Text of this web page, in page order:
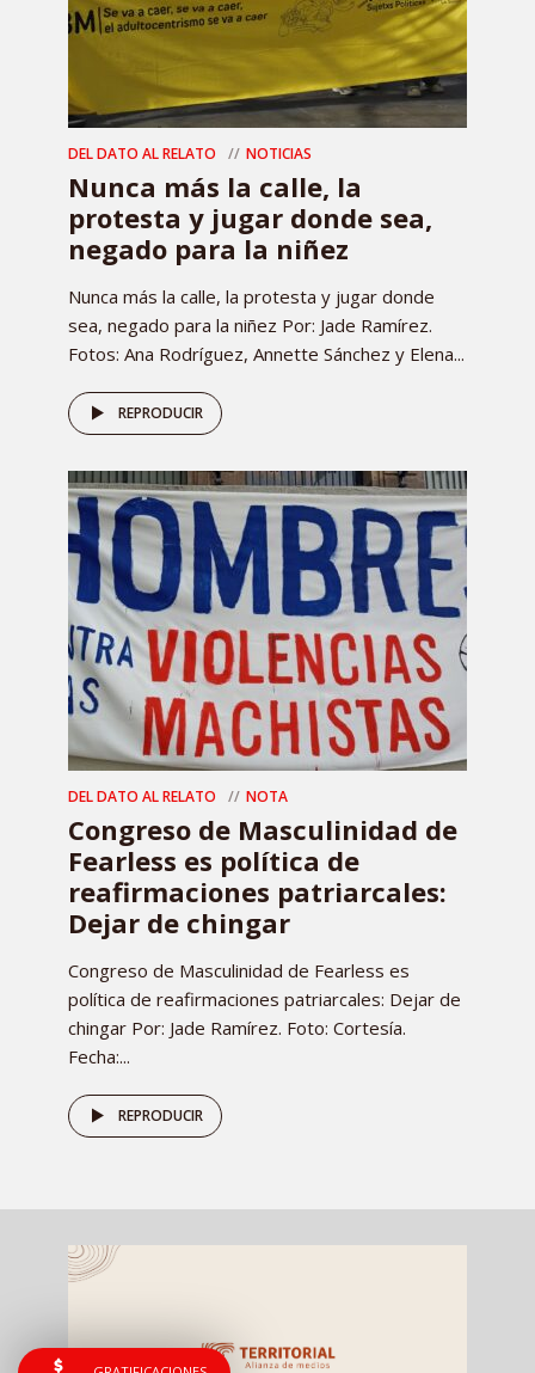
DEL DATO AL RELATO NOTICIAS
Nunca más la calle, la
protesta y jugar donde sea,
negado para la niñez
Nunca más la calle, la protesta y jugar donde
sea, negado para la niñez Por: Jade Ramírez.
Fotos: Ana Rodríguez, Annette Sánchez y Elena...
REPRODUCIR
DEL DATO AL RELATO NOTA
Congreso de Masculinidad de
Fearless es política de
reafirmaciones patriarcales:
Dejar de chingar
Congreso de Masculinidad de Fearless es
política de reafirmaciones patriarcales: Dejar de
chingar Por: Jade Ramírez. Foto: Cortesía.
Fecha:...
REPRODUCIR